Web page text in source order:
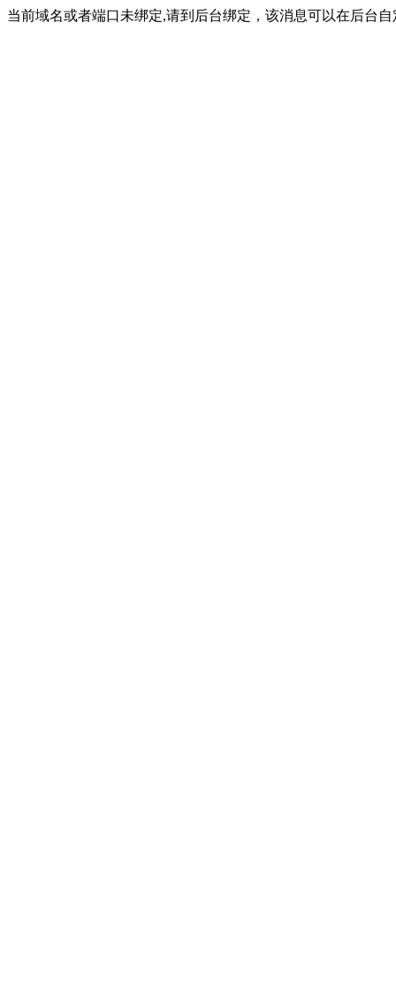
当前域名或者端口未绑定,请到后台绑定，该消息可以在后台自